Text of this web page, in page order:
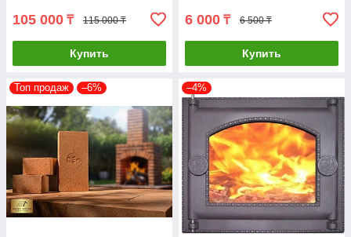
105 000 ₸ 115 000 ₸
Купить
6 000 ₸ 6 500 ₸
Купить
Топ продаж –6% –4%